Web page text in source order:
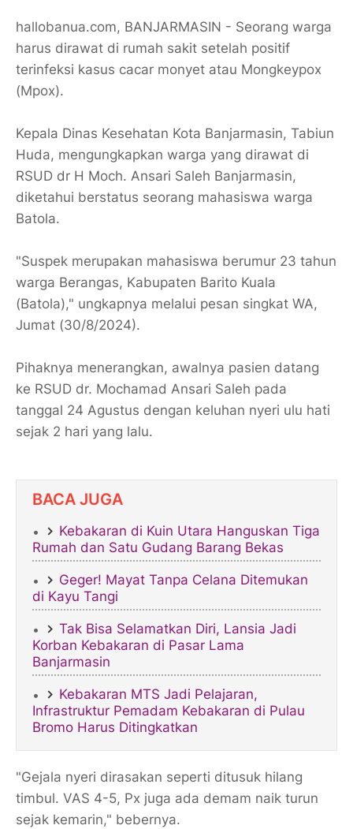
hallobanua.com, BANJARMASIN - Seorang warga
harus dirawat di rumah sakit setelah positif
terinfeksi kasus cacar monyet atau Mongkeypox
(Mpox).
Kepala Dinas Kesehatan Kota Banjarmasin, Tabiun
Huda, mengungkapkan warga yang dirawat di
RSUD dr H Moch. Ansari Saleh Banjarmasin,
diketahui berstatus seorang mahasiswa warga
Batola.
"Suspek merupakan mahasiswa berumur 23 tahun
warga Berangas, Kabupaten Barito Kuala
(Batola)," ungkapnya melalui pesan singkat WA,
Jumat (30/8/2024).
Pihaknya menerangkan, awalnya pasien datang
ke RSUD dr. Mochamad Ansari Saleh pada
tanggal 24 Agustus dengan keluhan nyeri ulu hati
sejak 2 hari yang lalu.
BACA JUGA
Kebakaran di Kuin Utara Hanguskan Tiga
Rumah dan Satu Gudang Barang Bekas
Geger! Mayat Tanpa Celana Ditemukan
di Kayu Tangi
Tak Bisa Selamatkan Diri, Lansia Jadi
Korban Kebakaran di Pasar Lama
Banjarmasin
Kebakaran MTS Jadi Pelajaran,
Infrastruktur Pemadam Kebakaran di Pulau
Bromo Harus Ditingkatkan
"Gejala nyeri dirasakan seperti ditusuk hilang
timbul. VAS 4-5, Px juga ada demam naik turun
sejak kemarin," bebernya.